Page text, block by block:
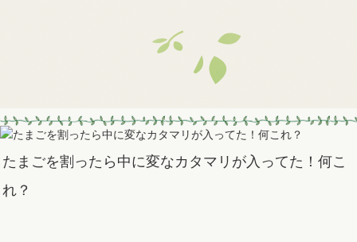
たまごを割ったら中に変なカタマリが入ってた！何こ
れ？